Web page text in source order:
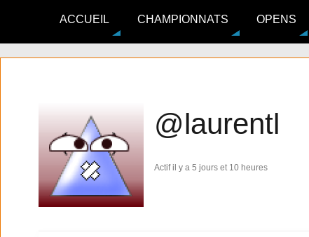
ACCUEIL CHAMPIONNATS OPENS
@laurentl
Actif il y a 5 jours et 10 heures